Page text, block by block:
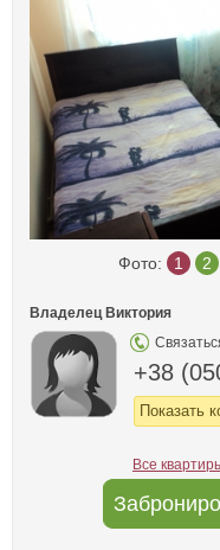
Фото: 1 2
Владелец Виктория
+38
Показать
Все